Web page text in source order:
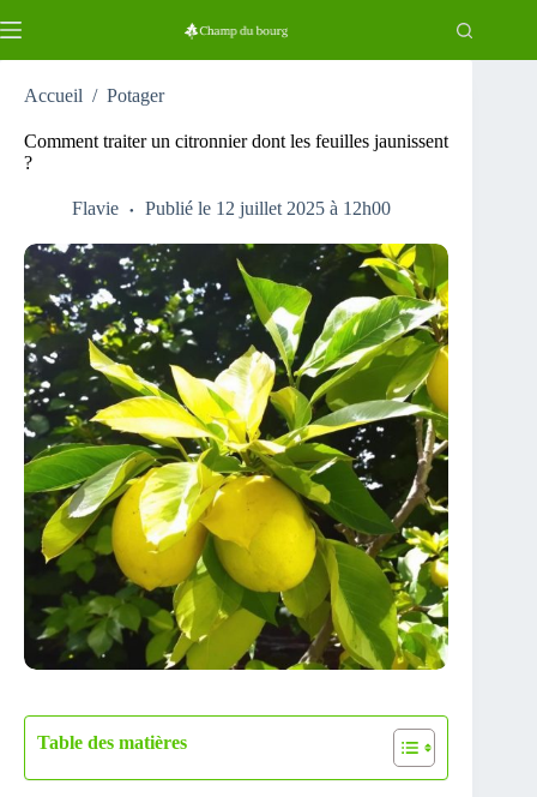
au
Accueil / Potager
Comment traiter un citronnier dont les feuilles jaunissent
?
Flavie Publié le 12 juillet 2025 à 12h00
Table des matières